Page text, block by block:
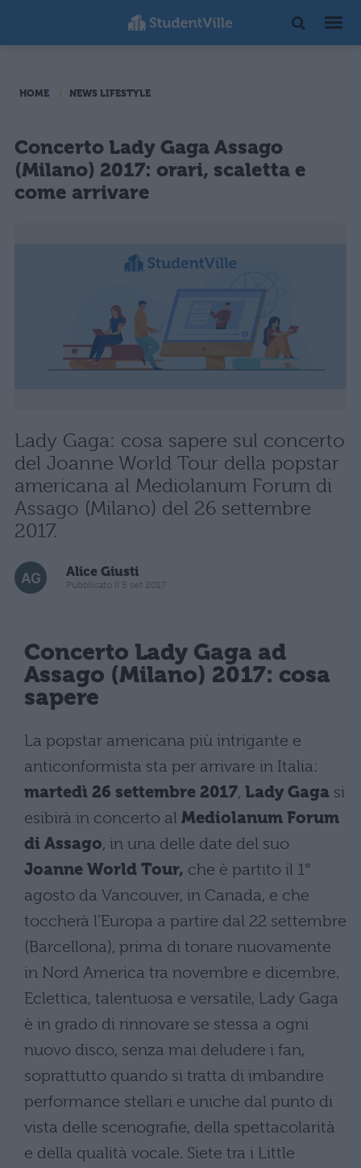
HOME NEWS LIFESTYLE
Concerto Lady Gaga Assago
(Milano) 2017: orari, scaletta e
come arrivare
Lady Gaga: cosa sapere sul concerto
del Joanne World Tour della popstar
americana al Mediolanum Forum di
Assago (Milano) del 26 settembre
2017.
Alice Giusti
Pubblicato il 5 set 2017
Concerto Lady Gaga ad
Assago (Milano) 2017: cosa
sapere
La popstar americana più intrigante e
anticonformista sta per arrivare in Italia:
martedì 26 settembre 2017, Lady Gaga si
esibirà in concerto al Mediolanum Forum
di Assago, in una delle date del suo
Joanne World Tour, che è partito il 1°
agosto da Vancouver, in Canada, e che
toccherà l’Europa a partire dal 22 settembre
(Barcellona), prima di tonare nuovamente
in Nord America tra novembre e dicembre.
Eclettica, talentuosa e versatile, Lady Gaga
è in grado di rinnovare se stessa a ogni
nuovo disco, senza mai deludere i fan,
soprattutto quando si tratta di imbandire
performance stellari e uniche dal punto di
vista delle scenografie, della spettacolarità
e della qualità vocale. Siete tra i Little